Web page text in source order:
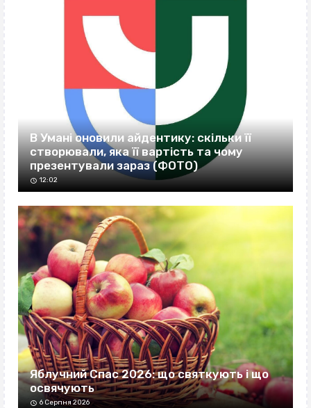
В Умані оновили айдентику: скільки її
створювали, яка її вартість та чому
презентували зараз (ФОТО)
12:02
Яблучний Спас 2026: що святкують і що
освячують
6 Серпня 2026